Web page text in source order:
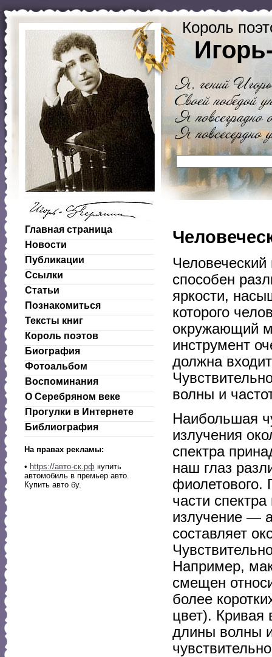
Король
Главная страница
Новости
Публикации
Ссылки
Статьи
Познакомиться
Тексты книг
Король поэтов
Биография
Фотоальбом
Воспоминания
О Серебряном веке
Прогулки в Интернете
Библиография
На правах рекламы:
• https://авто-ск.рф купить
автомобиль в премьер авто.
Купить авто бу.
способен
яркости,
которого
окружающий
инструмент
должна
волны и
Наибольшая
излучения
спектра
наш глаз
фиолетового.
части
излучение —
составляет
Например,
смещен
более
цвет). Кривая
длины волны